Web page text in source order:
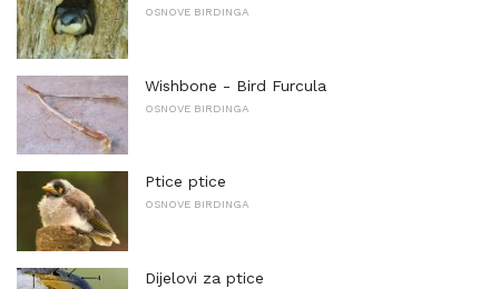
OSNOVE BIRDINGA
Wishbone - Bird Furcula
OSNOVE BIRDINGA
Ptice ptice
OSNOVE BIRDINGA
Dijelovi za ptice